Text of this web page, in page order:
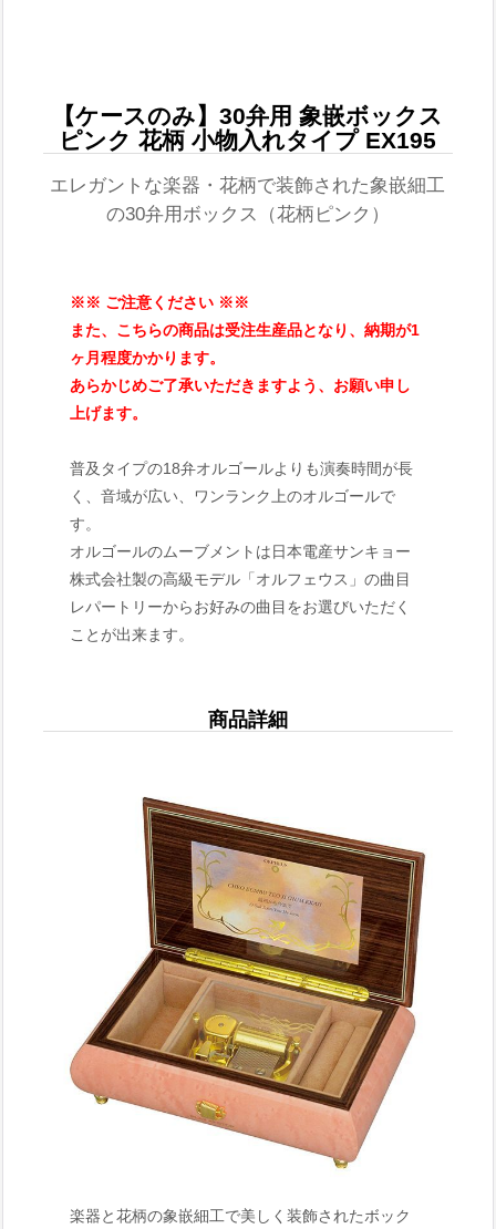
【ケースのみ】30弁用 象嵌ボックス
ピンク 花柄 小物入れタイプ EX195
エレガントな楽器・花柄で装飾された象嵌細工
の30弁用ボックス（花柄ピンク）
※※ ご注意ください ※※
また、こちらの商品は受注生産品となり、納期が1
ヶ月程度かかります。
あらかじめご了承いただきますよう、お願い申し
上げます。
普及タイプの18弁オルゴールよりも演奏時間が長
く、音域が広い、ワンランク上のオルゴールで
す。
オルゴールのムーブメントは日本電産サンキョー
株式会社製の高級モデル「オルフェウス」の曲目
レパートリーからお好みの曲目をお選びいただく
ことが出来ます。
商品詳細
楽器と花柄の象嵌細工で美しく装飾されたボック